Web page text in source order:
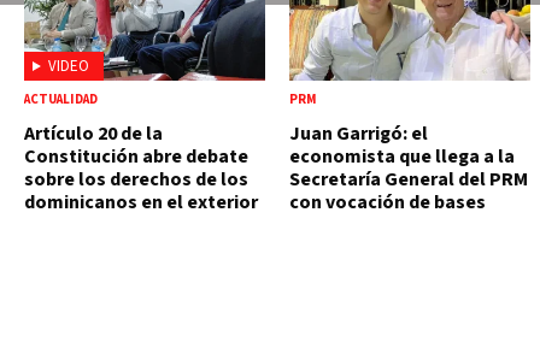
VIDEO
ACTUALIDAD
Artículo 20 de la
Constitución abre debate
sobre los derechos de los
dominicanos en el exterior
PRM
Juan Garrigó: el
economista que llega a la
Secretaría General del PRM
con vocación de bases